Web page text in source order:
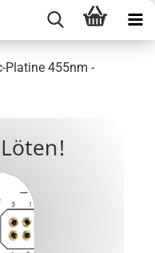
Platine 455nm -